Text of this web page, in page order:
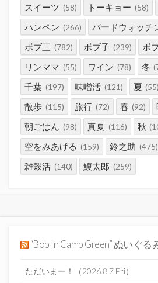
スイーツ (58) トーキョー (58)
ハンペン (266) バードウォッチ
ボブ三 (782) ボブ子 (239) ボ
リンママ (55) ワイン (78) 冬
千葉 (197) 味噌活 (121) 夏 (55)
散歩 (115) 旅行 (72) 春 (92)
朝ごはん (98) 真夏 (116) 秋
空をみあげる (159) 鈴之助 (475)
雑穀活 (140) 鰒太郎 (259)
“Bob In Camp Green” ぬいぐる
ただいまー！（2026.8.7 Fri）